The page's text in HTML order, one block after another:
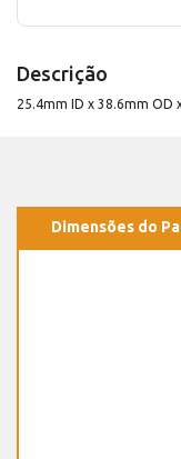
Descrição
25.4mm ID x 38.6mm OD
Dimensões do